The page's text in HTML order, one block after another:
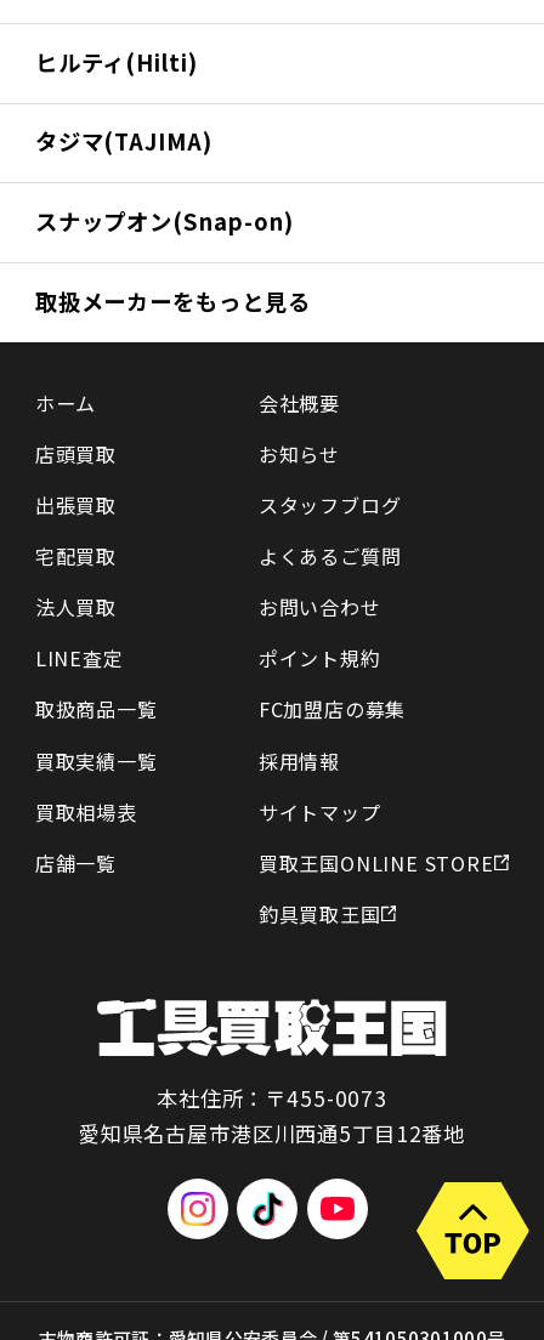
ヒルティ(Hilti)
タジマ(TAJIMA)
スナップオン(Snap-on)
取扱メーカーをもっと見る
ホーム
店頭買取
出張買取
宅配買取
法人買取
LINE査定
取扱商品一覧
買取実績一覧
買取相場表
店舗一覧
会社概要
お知らせ
スタッフブログ
よくあるご質問
お問い合わせ
ポイント規約
FC加盟店の募集
採用情報
サイトマップ
買取王国ONLINE STORE
釣具買取王国
本社住所：〒455-0073
愛知県名古屋市港区川西通5丁目12番地